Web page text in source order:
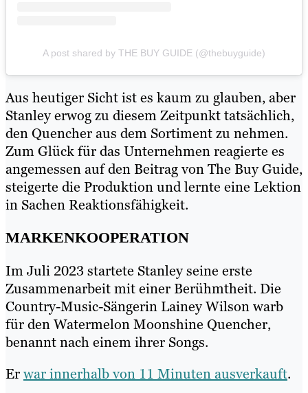
A post shared by THE BUY GUIDE (@thebuyguide)
Aus heutiger Sicht ist es kaum zu glauben, aber
Stanley erwog zu diesem Zeitpunkt tatsächlich,
den Quencher aus dem Sortiment zu nehmen.
Zum Glück für das Unternehmen reagierte es
angemessen auf den Beitrag von The Buy Guide,
steigerte die Produktion und lernte eine Lektion
in Sachen Reaktionsfähigkeit.
MARKENKOOPERATION
Im Juli 2023 startete Stanley seine erste
Zusammenarbeit mit einer Berühmtheit. Die
Country-Music-Sängerin Lainey Wilson warb
für den Watermelon Moonshine Quencher,
benannt nach einem ihrer Songs.
Erwar innerhalb von 11 Minuten ausverkauft.